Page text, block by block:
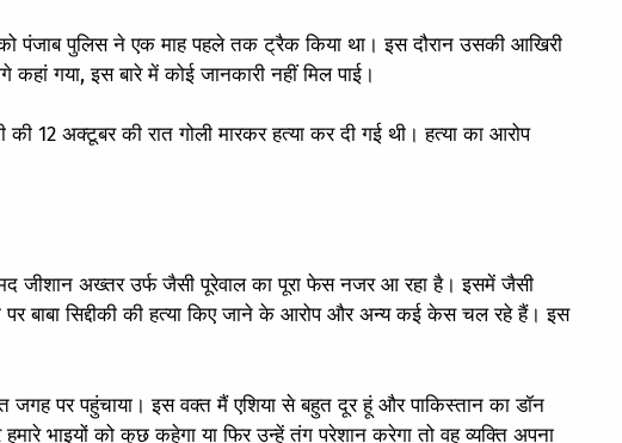
पंजाब पुलिस ने एक माह पहले तक ट्रैक किया था। इस दौरान उसकी आखिरी
गया, इस बारे में कोई जानकारी नहीं मिल पाई।
12 अक्टूबर की रात गोली मारकर हत्या कर दी गई थी। हत्या का आरोप
जीशान अख्तर उर्फ जैसी पूरेवाल का पूरा फेस नजर आ रहा है। इसमें जैसी
बाबा सिद्दीकी की हत्या किए जाने के आरोप और अन्य कई केस चल रहे हैं। इस
पर पहुंचाया। इस वक्त मैं एशिया से बहुत दूर हूं और पाकिस्तान का डॉन
भाइयों को कुछ कहेगा या फिर उन्हें तंग परेशान करेगा तो वह व्यक्ति अपना